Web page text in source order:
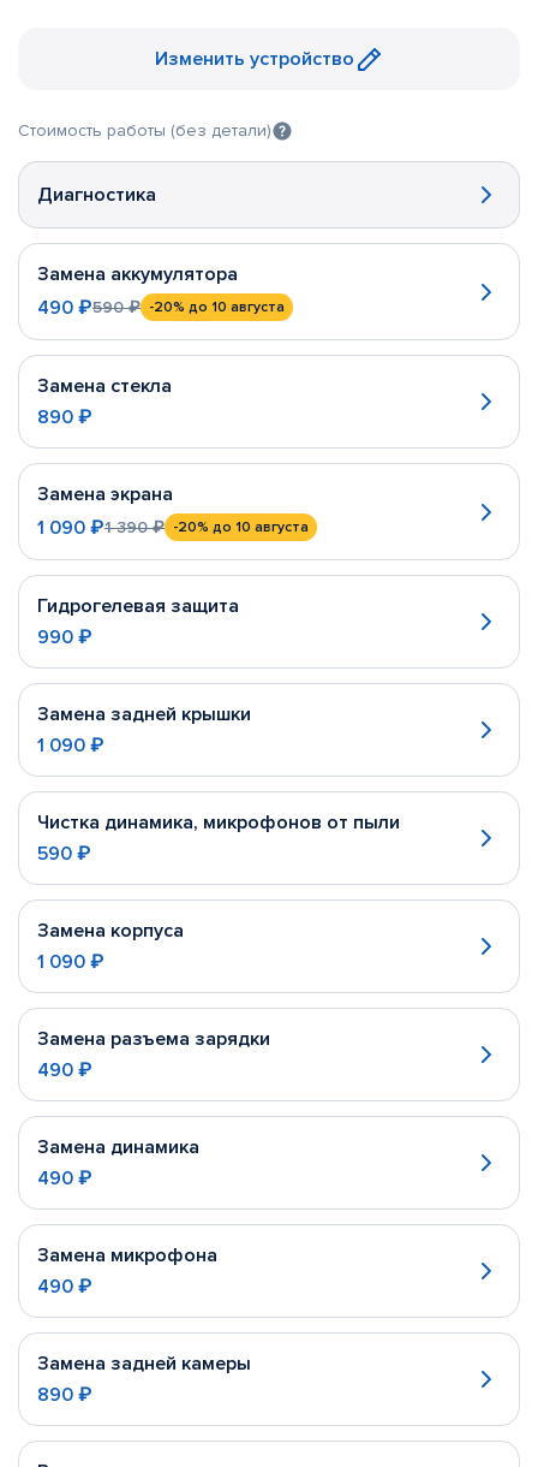
Изменить устройство
Стоимость работы (без детали)
Диагностика
Замена аккумулятора
490 ₽590 ₽ -20% до 10 августа
Замена стекла
890 ₽
Замена экрана
1 090 ₽1 390 ₽ -20% до 10 августа
Гидрогелевая защита
990 ₽
Замена задней крышки
1 090 ₽
Чистка динамика, микрофонов от пыли
590 ₽
Замена корпуса
1 090 ₽
Замена разъема зарядки
490 ₽
Замена динамика
490 ₽
Замена микрофона
490 ₽
Замена задней камеры
890 ₽